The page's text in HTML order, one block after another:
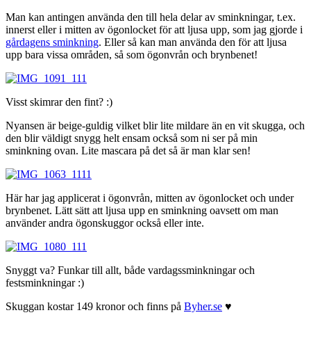
Man kan antingen använda den till hela delar av sminkningar, t.ex.
innerst eller i mitten av ögonlocket för att ljusa upp, som jag gjorde i
gårdagens sminkning. Eller så kan man använda den för att ljusa
upp bara vissa områden, så som ögonvrån och brynbenet!
Visst skimrar den fint? :)
Nyansen är beige-guldig vilket blir lite mildare än en vit skugga, och
den blir väldigt snygg helt ensam också som ni ser på min
sminkning ovan. Lite mascara på det så är man klar sen!
Här har jag applicerat i ögonvrån, mitten av ögonlocket och under
brynbenet. Lätt sätt att ljusa upp en sminkning oavsett om man
använder andra ögonskuggor också eller inte.
Snyggt va? Funkar till allt, både vardagssminkningar och
festsminkningar :)
Skuggan kostar 149 kronor och finns på Byher.se ♥